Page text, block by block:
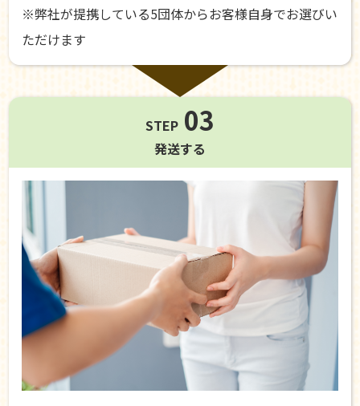
※弊社が提携している5団体からお客様自身でお選びい
ただけます
STEP 03
発送する